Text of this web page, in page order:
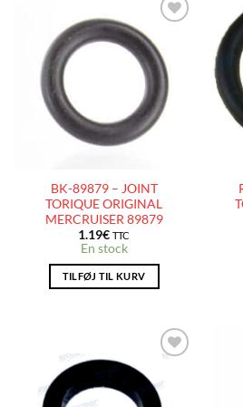
AJOUTER
À LA
LISTE
D’ENVIES
BK-89879 – JOINT
TORIQUE ORIGINAL
MERCRUISER 89879
1.19€ TTC
En stock
TILFØJ TIL KURV
AJOUTER
À LA
LISTE